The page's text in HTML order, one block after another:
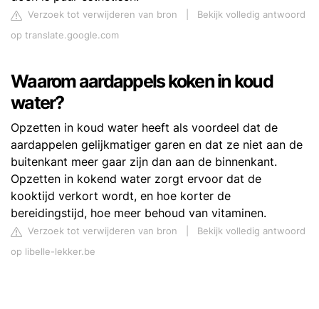
Verzoek tot verwijderen van bron
Bekijk volledig antwoord
op translate.google.com
Waarom aardappels koken in koud
water?
Opzetten in koud water heeft als voordeel dat de
aardappelen gelijkmatiger garen en dat ze niet aan de
buitenkant meer gaar zijn dan aan de binnenkant.
Opzetten in kokend water zorgt ervoor dat de
kooktijd verkort wordt, en hoe korter de
bereidingstijd, hoe meer behoud van vitaminen.
Verzoek tot verwijderen van bron
Bekijk volledig antwoord
op libelle-lekker.be